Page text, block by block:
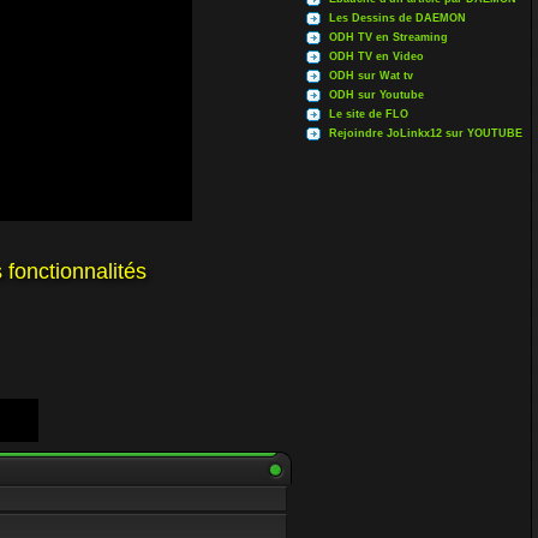
fonctionnalités
Les Dessins de DAEMON
ODH TV en Streaming
ODH TV en Video
ODH sur Wat tv
ODH sur Youtube
Le site de FLO
Rejoindre JoLinkx12 sur YOUTUBE